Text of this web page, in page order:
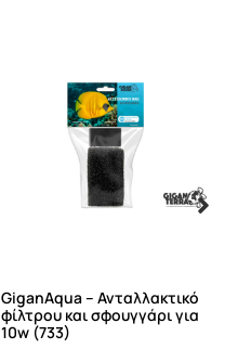
GiganAqua – Ανταλλακτικό
φίλτρου και σφουγγάρι για
10w (733)